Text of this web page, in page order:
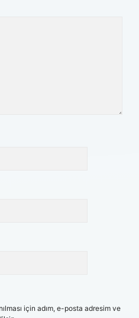
için adım, e-posta adresim ve